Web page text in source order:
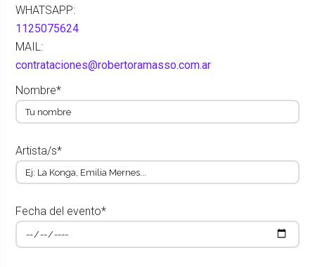
WHATSAPP:
1125075624
MAIL:
contrataciones@robertoramasso.com.ar
Nombre*
Artista/s*
Fecha del evento*